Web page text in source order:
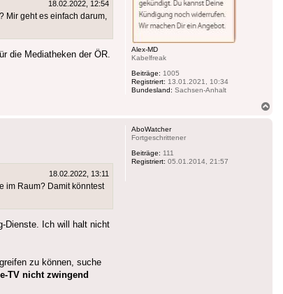
Alex-MD
Kabelfreak
Beiträge: 1005
Registriert: 13.01.2021, 10:34
Bundesland: Sachsen-Anhalt
18.02.2022, 12:54
Mir geht es einfach darum,
die Mediatheken der ÖR.
AboWatcher
Fortgeschrittener
Beiträge: 111
Registriert: 05.01.2014, 21:57
18.02.2022, 13:11
im Raum? Damit könntest
Dienste. Ich will halt nicht
zu können, suche
TV nicht zwingend